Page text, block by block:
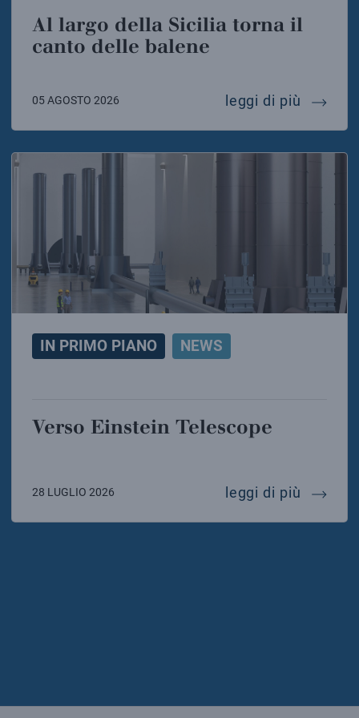
Al largo della Sicilia torna il
canto delle balene
05 AGOSTO 2026 leggi di più al
IN PRIMO PIANO NEWS
Verso Einstein Telescope
28 LUGLIO 2026 leggi di più verso